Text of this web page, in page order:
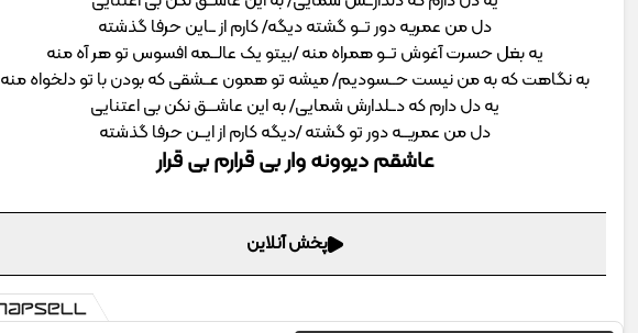
دل من عمریه دور تــو گشته دیگه/ کارم از ــاین حرفا گذشته
یه بغل حسرت آغوش تــو همراه منه /بیتو یک عالــمه افسوس تو هر آه منه
به نگاهت که به من نیست حــسودیم/ میشه تو همون عــشقی که بودن با تو دلخواه منه
یه دل دارم که دــلدارش شمایی/ به این عاشـــق نکن بی اعتنایی
دل من عمریــه دور تو گشته /دیگه کارم از ایــن حرفا گذشته
عاشقم دیوونه وار بی قرارم بی قرار
پخش آنلاین